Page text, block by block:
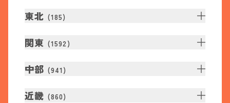
東北 (185)
関東 (1592 )
中部 (941 )
近畿 (860)